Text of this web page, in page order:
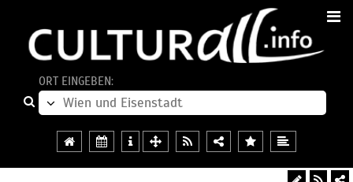
ORT EINGEBEN: